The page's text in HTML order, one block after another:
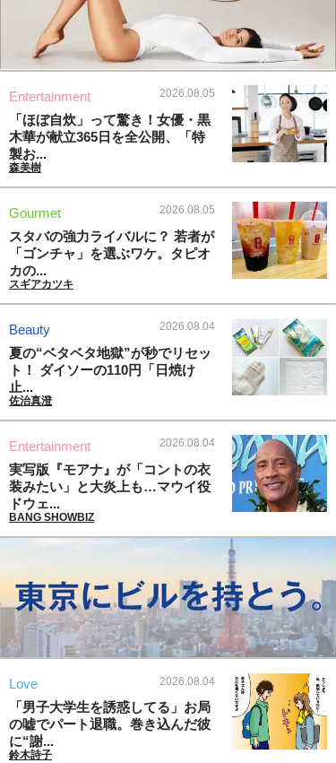
Entertainment 2026.08.05
「ほぼ自炊」って驚き！女優・黒
木華が献立365日を全公開、「特
製お...
森美樹
Gourmet 2026.08.05
スタバの強力ライバルに？ 若者が
「ゴンチャ」を選ぶワケ。タピオ
カの...
スギアカツキ
Beauty 2026.08.04
夏の“ベタベタ地獄”が秒でリセッ
ト！ ダイソーの110円「日焼け
止...
佐治真澄
Entertainment 2026.08.04
実写版『モアナ』が「コントの衣
装みたい」と大炎上も…マウイ役
ドウェ...
BANG SHOWBIZ
Love 2026.08.04
「男子大学生を誘惑してる」お局
の嘘でパート退職。巻き込んだ彼
に“謝...
鈴木詩子